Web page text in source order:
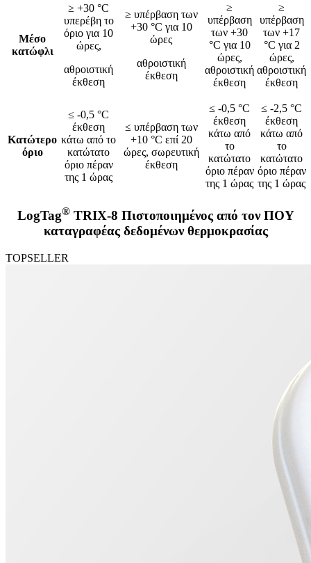
Μέσο
κατώφλι
≥ +30 °C
υπερέβη το
όριο για 10
ώρες,
αθροιστική
έκθεση
≥ υπέρβαση των
+30 °C για 10
ώρες
αθροιστική
έκθεση
≥
υπέρβαση
των +30
°C για 10
ώρες,
αθροιστική
έκθεση
≥
υπέρβαση
των +17
°C για 2
ώρες,
αθροιστική
έκθεση
Κατώτερο
όριο
≤ -0,5 °C
έκθεση
κάτω από το
κατώτατο
όριο πέραν
της 1 ώρας
≤ υπέρβαση των
+10 °C επί 20
ώρες, σωρευτική
έκθεση
≤ -0,5 °C
έκθεση
κάτω από
το
κατώτατο
όριο πέραν
της 1 ώρας
≤ -2,5 °C
έκθεση
κάτω από
το
κατώτατο
όριο πέραν
της 1 ώρας
LogTag®TRIX-8 Πιστοποιημένος από τον ΠΟΥ
καταγραφέας δεδομένων θερμοκρασίας
TOPSELLER